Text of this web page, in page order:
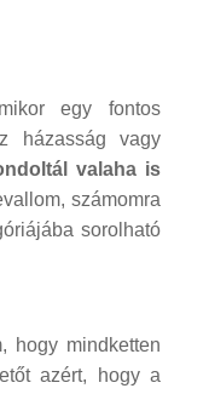
egy fontos
házasság vagy
valaha is
számomra
sorolható
hogy mindketten
azért, hogy a